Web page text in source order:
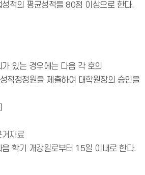
적의 평균성적을 80점 이상으로 한다.
있는 경우에는 다음 각 호의
적정정원을 제출하여 대학원장의 승인을
자료
학기 개강일로부터 15일 이내로 한다.